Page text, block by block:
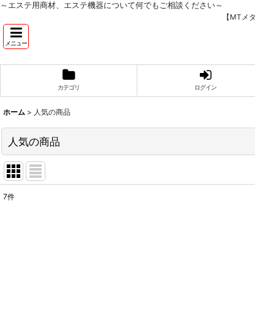
～エステ用商材、エステ機器について何でもご相談ください～
【MTメ
メニュー
カテゴリ ログイン
ホーム > 人気の商品
人気の商品
7件